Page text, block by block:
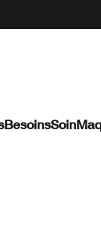
BesoinsSoin